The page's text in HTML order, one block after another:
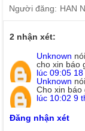
Người đăng: HAN
2 nhận xét:
Unknown
cho xin báo
lúc 09:05
Unknown
Cho xin báo
lúc 10:02 9
Đăng nhận xét